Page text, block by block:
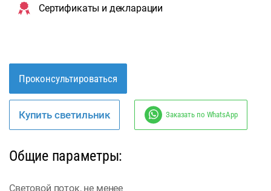
Сертификаты и декларации
Проконсультироваться
Купить светильник Заказать по WhatsApp
Общие параметры:
Световой поток, не менее